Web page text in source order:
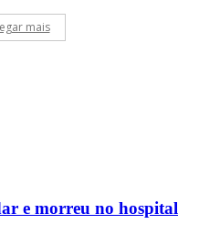
mais
e morreu no hospital